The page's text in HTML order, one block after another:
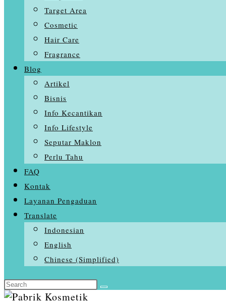
Skip
Target Area
Cosmetic
Hair Care
Fragrance
Blog
Artikel
Bisnis
Info Kecantikan
Info Lifestyle
Seputar Maklon
Perlu Tahu
FAQ
Kontak
Layanan Pengaduan
Translate
Indonesian
English
Chinese (Simplified)
Search
this